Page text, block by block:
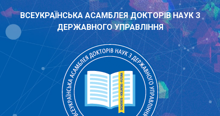
ВСЕУКРАЇНСЬКА АСАМБЛЕЯ ДОКТОРІВ НАУК З
ДЕРЖАВНОГО УПРАВЛІННЯ